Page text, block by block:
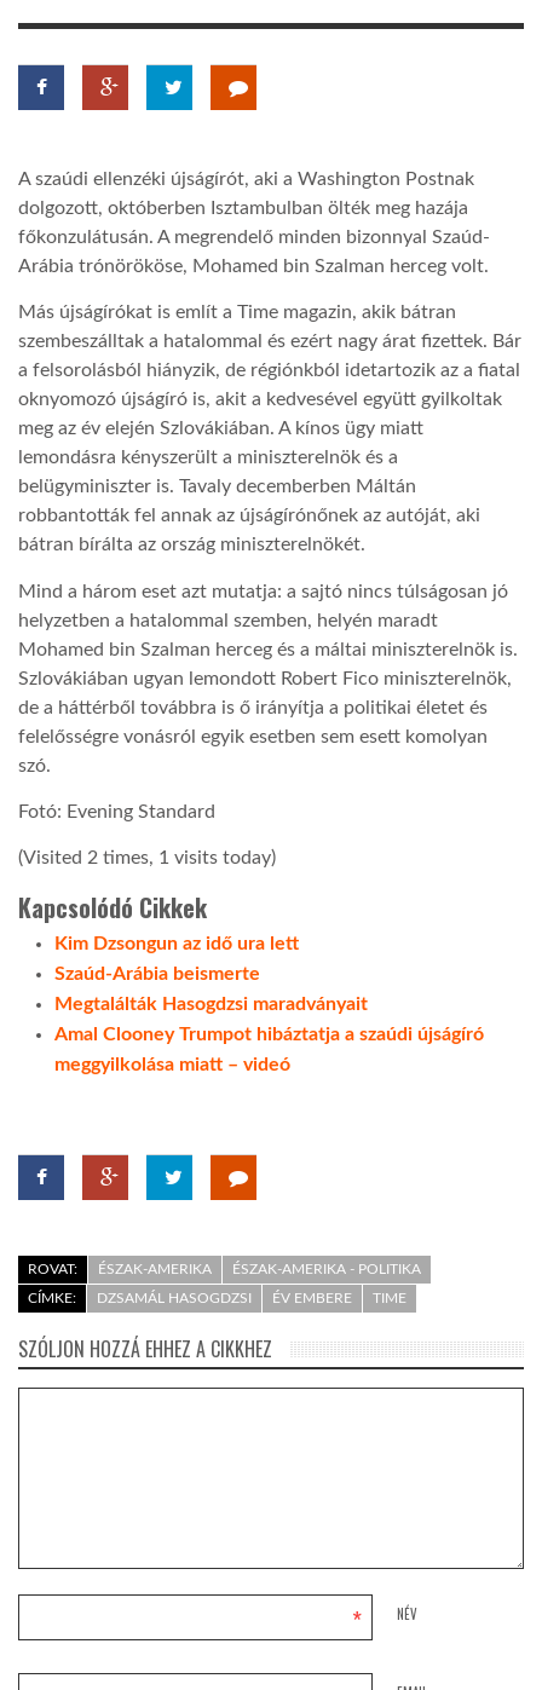
TROPICALMAGAZIN
AFRIKA TUDÁSTÁR
A NAP SZÉPE
LINKTR.EE
LATIMO.HU
GLOBOBOOK
A szaúdi ellenzéki újságírót, aki a Washington Postnak
dolgozott, októberben Isztambulban ölték meg hazája
főkonzulátusán. A megrendelő minden bizonnyal Szaúd-
Arábia trónörököse, Mohamed bin Szalman herceg volt.
Más újságírókat is említ a Time magazin, akik bátran
szembeszálltak a hatalommal és ezért nagy árat fizettek. Bár
a felsorolásból hiányzik, de régiónkból idetartozik az a fiatal
oknyomozó újságíró is, akit a kedvesével együtt gyilkoltak
meg az év elején Szlovákiában. A kínos ügy miatt
lemondásra kényszerült a miniszterelnök és a
belügyminiszter is. Tavaly decemberben Máltán
robbantották fel annak az újságírónőnek az autóját, aki
bátran bírálta az ország miniszterelnökét.
Mind a három eset azt mutatja: a sajtó nincs túlságosan jó
helyzetben a hatalommal szemben, helyén maradt
Mohamed bin Szalman herceg és a máltai miniszterelnök is.
Szlovákiában ugyan lemondott Robert Fico miniszterelnök,
de a háttérből továbbra is ő irányítja a politikai életet és
felelősségre vonásról egyik esetben sem esett komolyan
szó.
Fotó: Evening Standard
(Visited 2 times, 1 visits today)
Kapcsolódó Cikkek
Kim Dzsongun az idő ura lett
Szaúd-Arábia beismerte
Megtalálták Hasogdzsi maradványait
Amal Clooney Trumpot hibáztatja a szaúdi újságíró
meggyilkolása miatt – videó
ROVAT: ÉSZAK-AMERIKA
ÉSZAK-AMERIKA - POLITIKA
CÍMKE:
DZSAMÁL HASOGDZSI ÉV EMBERE TIME
SZÓLJON HOZZÁ EHHEZ A CIKKHEZ
NÉV
*